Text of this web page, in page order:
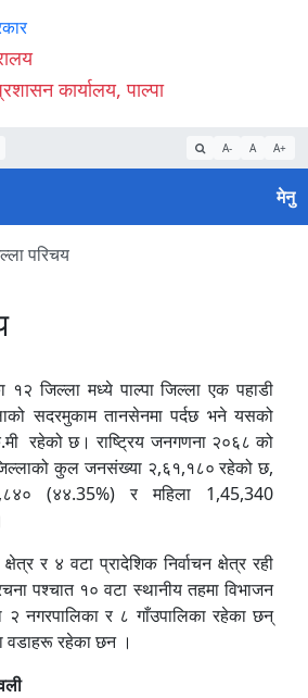
कार्यालय, पाल्पा
A- A A+
मेनु
परिचय
१२ जिल्ला मध्ये पाल्पा जिल्ला एक पहाडी
सदरमुकाम तानसेनमा पर्दछ भने यसको
रहेको छ। राष्ट्रिय जनगणना २०६८ को
कुल जनसंख्या २,६१,१८० रहेको छ,
(४४.35%) र महिला 1,45,340
र ४ वटा प्रादेशिक निर्वाचन क्षेत्र रही
पश्‍चात १० वटा स्थानीय तहमा विभाजन
२ नगरपालिका र ८ गाँउपालिका रहेका छन्
वडाहरू रहेका छन ।